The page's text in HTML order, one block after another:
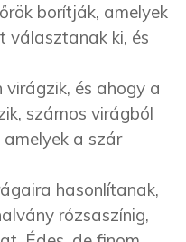
borítják, amelyek
választanak ki, és
és ahogy a
számos virágból
a szár
hasonlítanak,
rózsaszínig,